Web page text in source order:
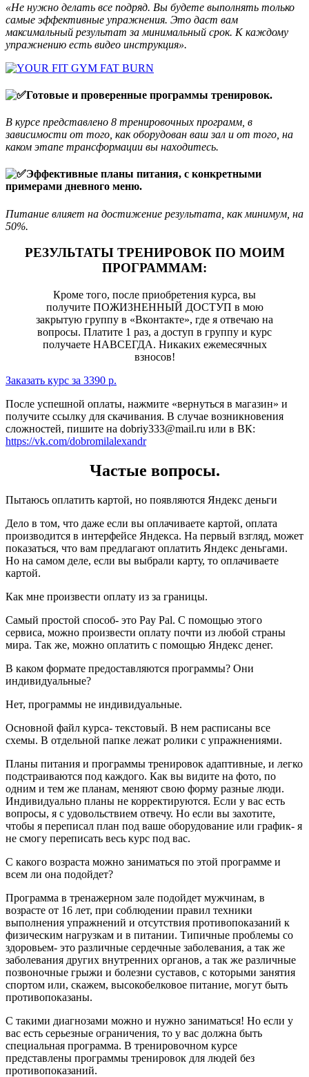
«Не нужно делать все подряд. Вы будете выполнять только
самые эффективные упражнения. Это даст вам
максимальный результат за минимальный срок. К каждому
упражнению есть видео инструкция».
Готовые и проверенные программы тренировок.
В курсе представлено 8 тренировочных программ, в
зависимости от того, как оборудован ваш зал и от того, на
каком этапе трансформации вы находитесь.
Эффективные планы питания, с конкретными
примерами дневного меню.
Питание влияет на достижение результата, как минимум, на
50%.
РЕЗУЛЬТАТЫ ТРЕНИРОВОК ПО МОИМ
ПРОГРАММАМ:
Кроме того, после приобретения курса, вы
получите ПОЖИЗНЕННЫЙ ДОСТУП в мою
закрытую группу в «Вконтакте», где я отвечаю на
вопросы. Платите 1 раз, а доступ в группу и курс
получаете НАВСЕГДА. Никаких ежемесячных
взносов!
Заказать курс за 3390 р.
После успешной оплаты, нажмите «вернуться в магазин» и
получите ссылку для скачивания. В случае возникновения
сложностей, пишите на dobriy333@mail.ru или в ВК:
https://vk.com/dobromilalexandr
Частые вопросы.
Пытаюсь оплатить картой, но появляются Яндекс деньги
Дело в том, что даже если вы оплачиваете картой, оплата
производится в интерфейсе Яндекса. На первый взгляд, может
показаться, что вам предлагают оплатить Яндекс деньгами.
Но на самом деле, если вы выбрали карту, то оплачиваете
картой.
Как мне произвести оплату из за границы.
Самый простой способ- это Pay Pal. С помощью этого
сервиса, можно произвести оплату почти из любой страны
мира. Так же, можно оплатить с помощью Яндекс денег.
В каком формате предоставляются программы? Они
индивидуальные?
Нет, программы не индивидуальные.
Основной файл курса- текстовый. В нем расписаны все
схемы. В отдельной папке лежат ролики с упражнениями.
Планы питания и программы тренировок адаптивные, и легко
подстраиваются под каждого. Как вы видите на фото, по
одним и тем же планам, меняют свою форму разные люди.
Индивидуально планы не корректируются. Если у вас есть
вопросы, я с удовольствием отвечу. Но если вы захотите,
чтобы я переписал план под ваше оборудование или график- я
не смогу переписать весь курс под вас.
С какого возраста можно заниматься по этой программе и
всем ли она подойдет?
Программа в тренажерном зале подойдет мужчинам, в
возрасте от 16 лет, при соблюдении правил техники
выполнения упражнений и отсутствия противопоказаний к
физическим нагрузкам и в питании. Типичные проблемы со
здоровьем- это различные сердечные заболевания, а так же
заболевания других внутренних органов, а так же различные
позвоночные грыжи и болезни суставов, с которыми занятия
спортом или, скажем, высокобелковое питание, могут быть
противопоказаны.
С такими диагнозами можно и нужно заниматься! Но если у
вас есть серьезные ограничения, то у вас должна быть
специальная программа. В тренировочном курсе
представлены программы тренировок для людей без
противопоказаний.